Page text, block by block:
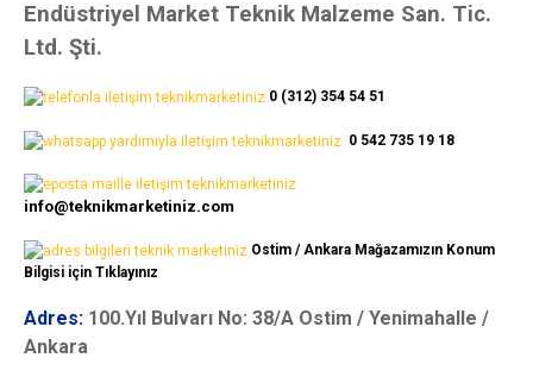
Endüstriyel Market Teknik Malzeme San. Tic.
Ltd. Şti.
0 (312) 354 54 51
0 542 735 19 18
info@teknikmarketiniz.com
Ostim / Ankara Mağazamızın Konum
Bilgisi için Tıklayınız
Adres: 100.Yıl Bulvarı No: 38/A Ostim / Yenimahalle /
Ankara